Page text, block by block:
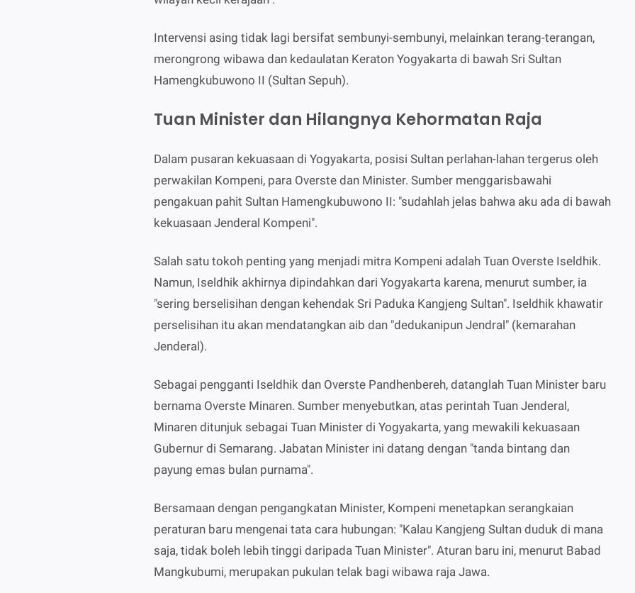
Intervensi asing tidak lagi bersifat sembunyi-sembunyi, melainkan terang-terangan,
merongrong wibawa dan kedaulatan Keraton Yogyakarta di bawah Sri Sultan
Hamengkubuwono II (Sultan Sepuh).
Tuan Minister dan Hilangnya Kehormatan Raja
Dalam pusaran kekuasaan di Yogyakarta, posisi Sultan perlahan-lahan tergerus oleh
perwakilan Kompeni, para Overste dan Minister. Sumber menggarisbawahi
pengakuan pahit Sultan Hamengkubuwono II: "sudahlah jelas bahwa aku ada di bawah
kekuasaan Jenderal Kompeni".
Salah satu tokoh penting yang menjadi mitra Kompeni adalah Tuan Overste Iseldhik.
Namun, Iseldhik akhirnya dipindahkan dari Yogyakarta karena, menurut sumber, ia
"sering berselisihan dengan kehendak Sri Paduka Kangjeng Sultan". Iseldhik khawatir
perselisihan itu akan mendatangkan aib dan "dedukanipun Jendral" (kemarahan
Jenderal).
Sebagai pengganti Iseldhik dan Overste Pandhenbereh, datanglah Tuan Minister baru
bernama Overste Minaren. Sumber menyebutkan, atas perintah Tuan Jenderal,
Minaren ditunjuk sebagai Tuan Minister di Yogyakarta, yang mewakili kekuasaan
Gubernur di Semarang. Jabatan Minister ini datang dengan "tanda bintang dan
payung emas bulan purnama".
Bersamaan dengan pengangkatan Minister, Kompeni menetapkan serangkaian
peraturan baru mengenai tata cara hubungan: "Kalau Kangjeng Sultan duduk di mana
saja, tidak boleh lebih tinggi daripada Tuan Minister". Aturan baru ini, menurut Babad
Mangkubumi, merupakan pukulan telak bagi wibawa raja Jawa.